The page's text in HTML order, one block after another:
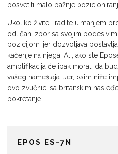
posvetiti malo pažnje
Ukoliko živite i radite u manjem
odličan izbor sa svojim
pozicijom, jer dozvoljava
kačenje na njega. Ali, ako ste
amplifikacija će ipak morati da
vašeg nameštaja. Jer, osim niže
ovo zvučnici sa britanskim
pokretanje.
EPOS ES-7N